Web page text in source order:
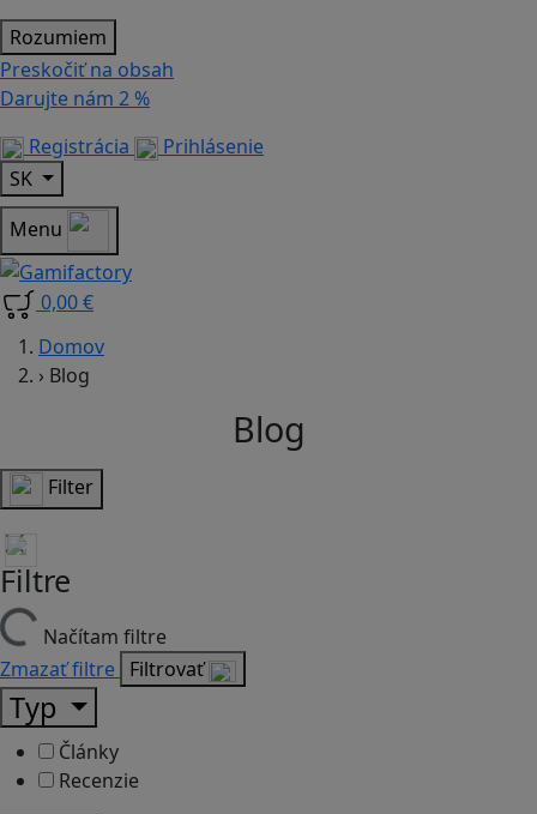
Rozumiem
Preskočiť na obsah
Darujte nám 2 %
Registrácia
Prihlásenie
SK
Menu
0,00 €
Domov
› Blog
Blog
Filter
Filtre
Načítam filtre
Zmazať filtre Filtrovať
Typ
Články
Recenzie